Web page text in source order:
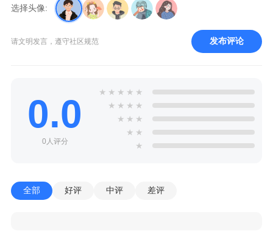
选择头像:
请文明发言，遵守社区规范 发布评论
0.0
0人评分
★ ★ ★ ★ ★
★ ★ ★ ★
★ ★ ★
★ ★
★
全部 好评 中评 差评